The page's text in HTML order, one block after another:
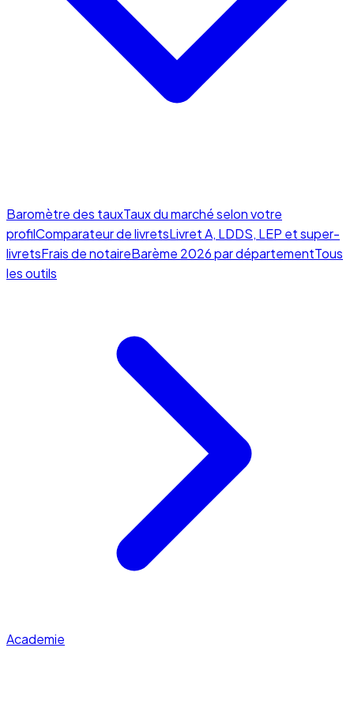
Baromètre des tauxTaux du marché selon votre
profilComparateur de livretsLivret A, LDDS, LEP et super-
livretsFrais de notaireBarème 2026 par départementTous
les outils
Academie